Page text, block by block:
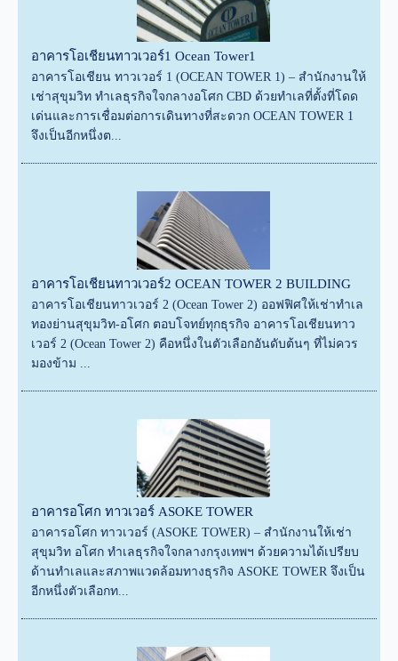
อาคารโอเชียนทาวเวอร์1 Ocean Tower1
อาคารโอเชียน ทาวเวอร์ 1 (OCEAN TOWER 1) – สำนักงานให้
เช่าสุขุมวิท ทำเลธุรกิจใจกลางอโศก CBD ด้วยทำเลที่ตั้งที่โดด
เด่นและการเชื่อมต่อการเดินทางที่สะดวก OCEAN TOWER 1
จึงเป็นอีกหนึ่งต...
อาคารโอเชียนทาวเวอร์2 OCEAN TOWER 2 BUILDING
อาคารโอเชียนทาวเวอร์ 2 (Ocean Tower 2) ออฟฟิศให้เช่าทำเล
ทองย่านสุขุมวิท-อโศก ตอบโจทย์ทุกธุรกิจ อาคารโอเชียนทาว
เวอร์ 2 (Ocean Tower 2) คือหนึ่งในตัวเลือกอันดับต้นๆ ที่ไม่ควร
มองข้าม ...
อาคารอโศก ทาวเวอร์ ASOKE TOWER
อาคารอโศก ทาวเวอร์ (ASOKE TOWER) – สำนักงานให้เช่า
สุขุมวิท อโศก ทำเลธุรกิจใจกลางกรุงเทพฯ ด้วยความได้เปรียบ
ด้านทำเลและสภาพแวดล้อมทางธุรกิจ ASOKE TOWER จึงเป็น
อีกหนึ่งตัวเลือกท...